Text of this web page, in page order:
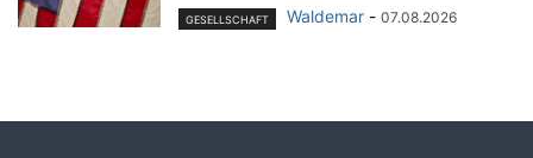
GESELLSCHAFT Waldemar - 07.08.2026